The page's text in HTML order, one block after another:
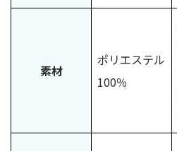
素材
ポリエステル
100％